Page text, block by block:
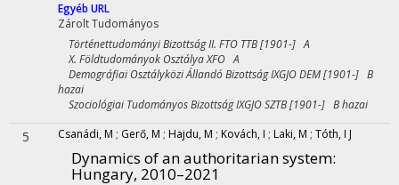
Egyéb URL
ZároltTudományos
Történettudományi Bizottság II. FTO TTB [1901-] A
X. Földtudományok Osztálya XFO A
Demográfiai Osztályközi Állandó Bizottság IXGJO DEM [1901-] B
hazai
Szociológiai Tudományos Bizottság IXGJO SZTB [1901-] B hazai
5 Csanádi, M ; Gerő, M ; Hajdu, M ; Kovách, I ; Laki, M ; Tóth, I J
Dynamics of an authoritarian system:
Hungary, 2010–2021